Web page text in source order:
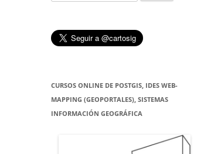
CURSOS ONLINE DE POSTGIS, IDES WEB-
MAPPING (GEOPORTALES), SISTEMAS
INFORMACIÓN GEOGRÁFICA